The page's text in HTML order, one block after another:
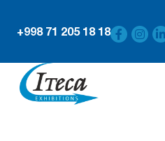
+998 71 205 18 18